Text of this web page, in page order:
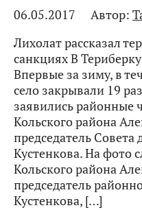
06.05.2017 Автор:
Лихолат рассказал
санкциях В
Впервые за зиму, в
село закрывали 19
заявились районные
Кольского района
председатель Совета
Кустенкова. На фото
Кольского района
председатель
Кустенкова, […]